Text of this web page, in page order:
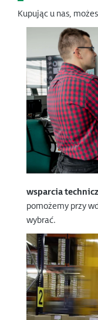
Kupując u nas,
wsparcia
pomożemy przy
wybrać.